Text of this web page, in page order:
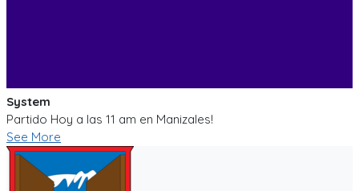
System
Partido Hoy a las 11 am en Manizales!
See More